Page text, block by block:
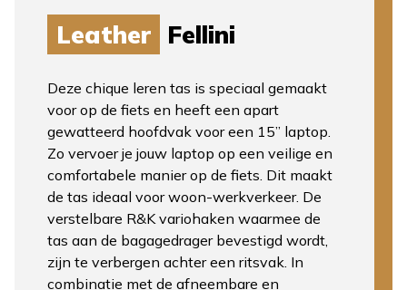
Leather Fellini
Deze chique leren tas is speciaal gemaakt
voor op de fiets en heeft een apart
gewatteerd hoofdvak voor een 15” laptop.
Zo vervoer je jouw laptop op een veilige en
comfortabele manier op de fiets. Dit maakt
de tas ideaal voor woon-werkverkeer. De
verstelbare R&K variohaken waarmee de
tas aan de bagagedrager bevestigd wordt,
zijn te verbergen achter een ritsvak. In
combinatie met de afneembare en